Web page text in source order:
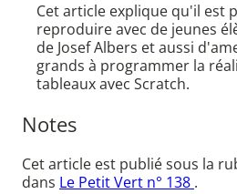
Cet article explique qu'il est
reproduire avec de jeunes
de Josef Albers et aussi
grands à programmer la
tableaux avec Scratch.
Notes
Cet article est publié sous la
dans Le Petit Vert n° 138 .